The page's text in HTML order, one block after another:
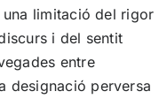
limitació del rigor
i del sentit
entre
designació perversa